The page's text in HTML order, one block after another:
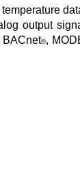
output
BACnet®,